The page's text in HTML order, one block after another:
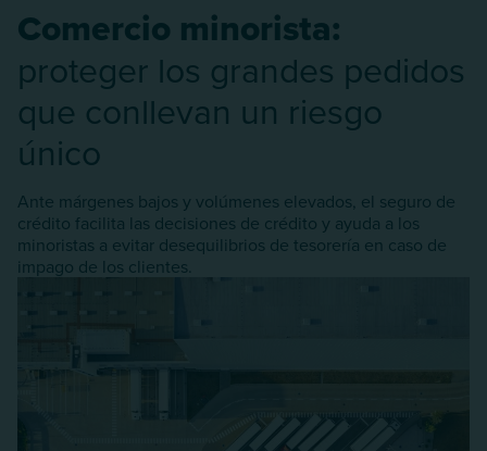
Comercio minorista:
proteger los grandes pedidos
que conllevan un riesgo
único
Ante márgenes bajos y volúmenes elevados, el seguro de
crédito facilita las decisiones de crédito y ayuda a los
minoristas a evitar desequilibrios de tesorería en caso de
impago de los clientes.